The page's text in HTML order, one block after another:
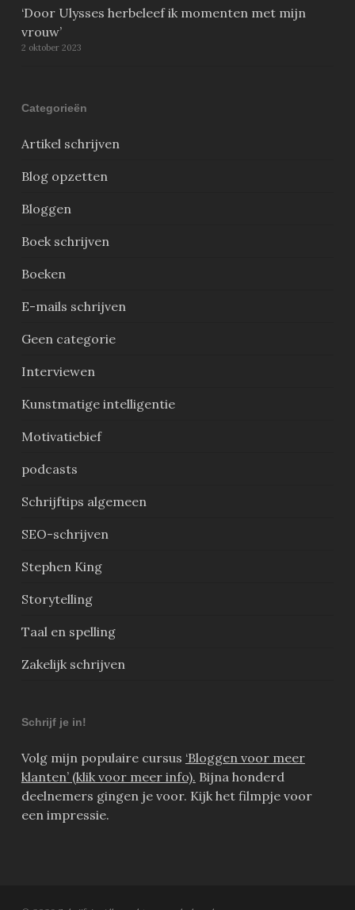
‘Door Ulysses herbeleef ik momenten met mijn
vrouw’
2 oktober 2023
Categorieën
Artikel schrijven
Blog opzetten
Bloggen
Boek schrijven
Boeken
E-mails schrijven
Geen categorie
Interviewen
Kunstmatige intelligentie
Motivatiebief
podcasts
Schrijftips algemeen
SEO-schrijven
Stephen King
Storytelling
Taal en spelling
Zakelijk schrijven
Schrijf je in!
Volg mijn populaire cursus ‘Bloggen voor meer
klanten’ (klik voor meer info). Bijna honderd
deelnemers gingen je voor. Kijk het filmpje voor
een impressie.